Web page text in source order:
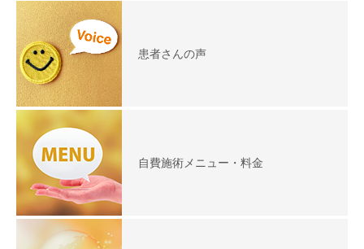
患者さんの声
自費施術メニュー・料金